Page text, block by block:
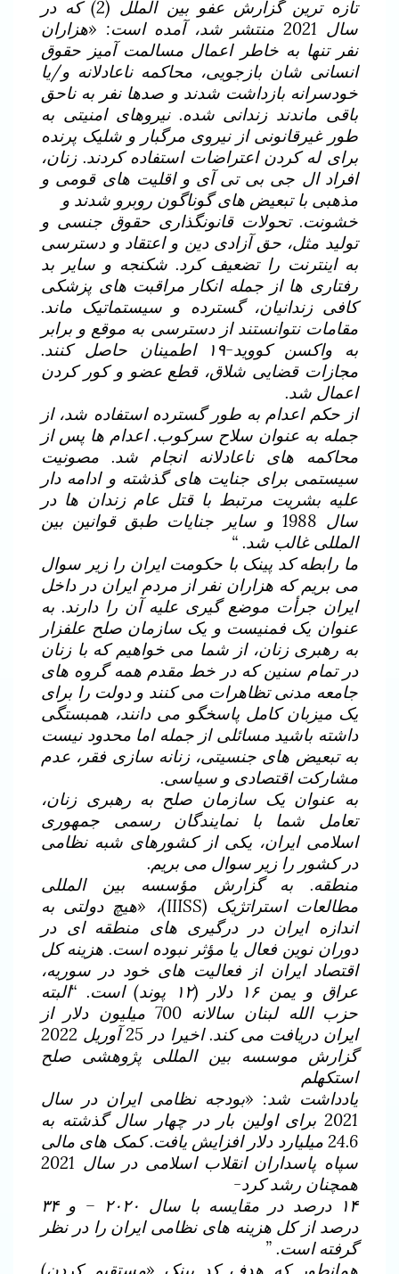
تازه ترین گزارش عفو بین الملل (2) که در
سال 2021 منتشر شد، آمده است: «هزاران
نفر تنها به خاطر اعمال مسالمت آمیز حقوق
انسانی شان بازجویی، محاکمه ناعادلانه و/یا
خودسرانه بازداشت شدند و صدها نفر به ناحق
باقی ماندند زندانی شده. نیروهای امنیتی به
طور غیرقانونی از نیروی مرگبار و شلیک پرنده
برای له کردن اعتراضات استفاده کردند. زنان،
افراد ال جی بی تی آی و اقلیت های قومی و
مذهبی با تبعیض های گوناگون روبرو شدند و
خشونت. تحولات قانونگذاری حقوق جنسی و
تولید مثل، حق آزادی دین و اعتقاد و دسترسی
به اینترنت را تضعیف کرد. شکنجه و سایر بد
رفتاری ها از جمله انکار مراقبت های پزشکی
کافی زندانیان، گسترده و سیستماتیک ماند.
مقامات نتوانستند از دسترسی به موقع و برابر
به واکسن کووید-۱۹ اطمینان حاصل کنند.
مجازات قضایی شلاق، قطع عضو و کور کردن
اعمال شد.
از حکم اعدام به طور گسترده استفاده شد، از
جمله به عنوان سلاح سرکوب. اعدام ها پس از
محاکمه های ناعادلانه انجام شد. مصونیت
سیستمی برای جنایت های گذشته و ادامه دار
علیه بشریت مرتبط با قتل عام زندان ها در
سال 1988 و سایر جنایات طبق قوانین بین
المللی غالب شد. “
ما رابطه کد پینک با حکومت ایران را زیر سوال
می بریم که هزاران نفر از مردم ایران در داخل
ایران جرأت موضع گیری علیه آن را دارند. به
عنوان یک فمنیست و یک سازمان صلح علفزار
به رهبری زنان، از شما می خواهیم که با زنان
در تمام سنین که در خط مقدم همه گروه های
جامعه مدنی تظاهرات می کنند و دولت را برای
یک میزبان کامل پاسخگو می دانند، همبستگی
داشته باشید مسائلی از جمله اما محدود نیست
به تبعیض های جنسیتی، زنانه سازی فقر، عدم
مشارکت اقتصادی و سیاسی.
به عنوان یک سازمان صلح به رهبری زنان،
تعامل شما با نمایندگان رسمی جمهوری
اسلامی ایران، یکی از کشورهای شبه نظامی
در کشور را زیر سوال می بریم.
منطقه. به گزارش مؤسسه بین المللی
مطالعات استراتژیک (IIISS)، «هیچ دولتی به
اندازه ایران در درگیری های منطقه ای در
دوران نوین فعال یا مؤثر نبوده است. هزینه کل
اقتصاد ایران از فعالیت های خود در سوریه،
عراق و یمن ۱۶ دلار (۱۲ پوند) است. “البته
حزب الله لبنان سالانه 700 میلیون دلار از
ایران دریافت می کند. اخیرا در 25 آوریل 2022
گزارش موسسه بین المللی پژوهشی صلح
استکهلم
یادداشت شد: «بودجه نظامی ایران در سال
2021 برای اولین بار در چهار سال گذشته به
24.6 میلیارد دلار افزایش یافت. کمک های مالی
سپاه پاسداران انقلاب اسلامی در سال 2021
همچنان رشد کرد-
۱۴ درصد در مقایسه با سال ۲۰۲۰ – و ۳۴
درصد از کل هزینه های نظامی ایران را در نظر
گرفته است. ”